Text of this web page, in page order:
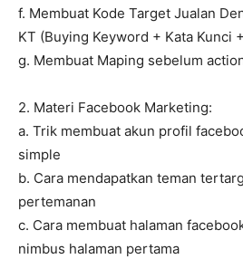
f. Membuat Kode Target Jualan
KT (Buying Keyword + Kata Kunci
g. Membuat Maping sebelum
2. Materi Facebook Marketing:
a. Trik membuat akun profil
simple
b. Cara mendapatkan teman
pertemanan
c. Cara membuat halaman
nimbus halaman pertama